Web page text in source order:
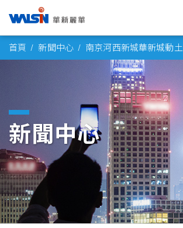
首頁 新聞中心 南京河西新城華新城動土
新聞中心